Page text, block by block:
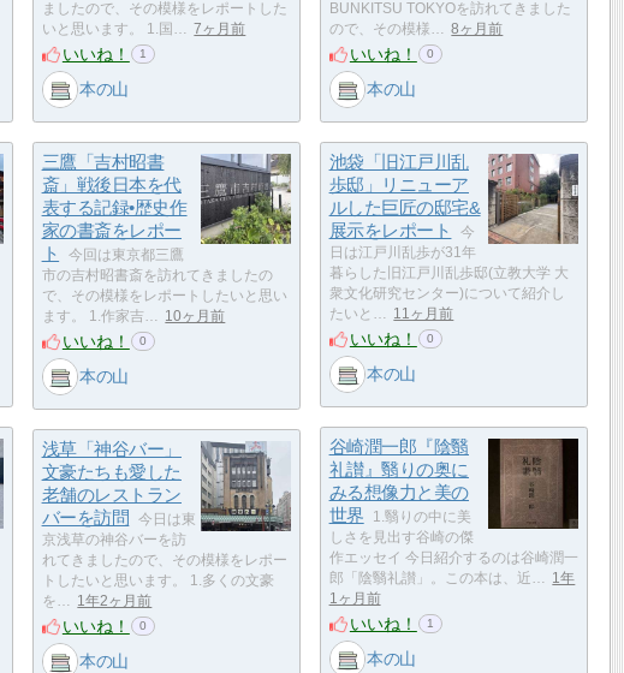
ましたので、その模様をレポートした
いと思います。 1.国…
7ヶ月前
いいね！ 1
本の山
BUNKITSU TOKYOを訪れてきました
ので、その模様… 8ヶ月前
いいね！ 0
本の山
三鷹「吉村昭書
斎」戦後日本を代
表する記録•歴史作
家の書斎をレポー
ト
今回は東京都三鷹
市の吉村昭書斎を訪れてきましたの
で、その模様をレポートしたいと思い
ます。 1.作家吉… 10ヶ月前
いいね！ 0
本の山
池袋「旧江戸川乱
歩邸」リニューア
ルした巨匠の邸宅&
展示をレポート
今
日は江戸川乱歩が31年
暮らした旧江戸川乱歩邸(立教大学 大
衆文化研究センター)について紹介し
たいと… 11ヶ月前
いいね！ 0
本の山
谷崎潤一郎『陰翳
礼讃』翳りの奥に
みる想像力と美の
世界
1.翳りの中に美
しさを見出す谷崎の傑
作エッセイ 今日紹介するのは谷崎潤一
郎「陰翳礼讃」。この本は、近… 1年
1ヶ月前
いいね！ 1
本の山
浅草「神谷バー」
文豪たちも愛した
老舗のレストラン
バーを訪問
今日は東
京浅草の神谷バーを訪
れてきましたので、その模様をレポー
トしたいと思います。 1.多くの文豪
を… 1年2ヶ月前
いいね！ 0
本の山